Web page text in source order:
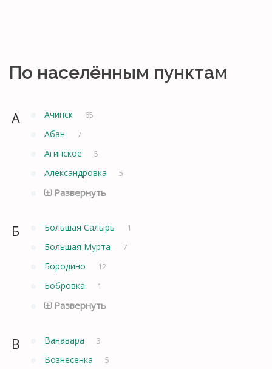
По населённым пунктам
А Ачинск 65
Абан 7
Агинское 5
Александровка 5
Развернуть
Б Большая Салырь 1
Большая Мурта 7
Бородино 12
Бобровка 1
Развернуть
В Ванавара 3
Вознесенка 5